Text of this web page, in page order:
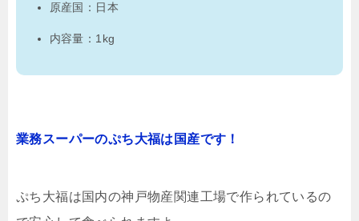
原産国：日本
内容量：1kg
業務スーパーのぷち大福は国産です！
ぷち大福は国内の神戸物産関連工場で作られているの